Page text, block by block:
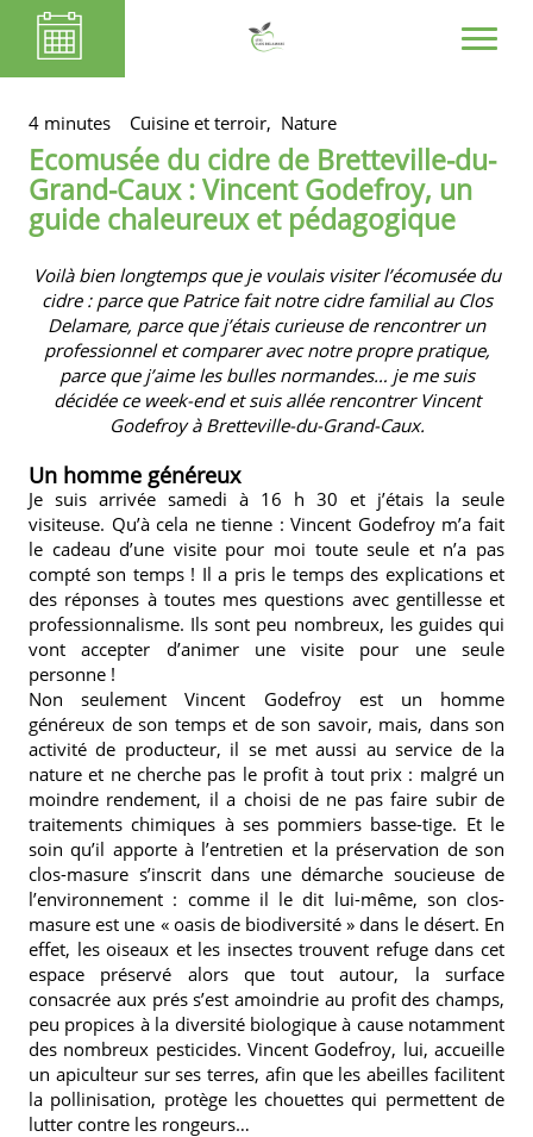
4 minutes Cuisine et terroir, Nature
Ecomusée du cidre de Bretteville-du-
Grand-Caux : Vincent Godefroy, un
guide chaleureux et pédagogique
Voilà bien longtemps que je voulais visiter l’écomusée du
cidre : parce que Patrice fait notre cidre familial au Clos
Delamare, parce que j’étais curieuse de rencontrer un
professionnel et comparer avec notre propre pratique,
parce que j’aime les bulles normandes… je me suis
décidée ce week-end et suis allée rencontrer Vincent
Godefroy à Bretteville-du-Grand-Caux.
Un homme généreux
Je suis arrivée samedi à 16 h 30 et j’étais la seule
visiteuse. Qu’à cela ne tienne : Vincent Godefroy m’a fait
le cadeau d’une visite pour moi toute seule et n’a pas
compté son temps ! Il a pris le temps des explications et
des réponses à toutes mes questions avec gentillesse et
professionnalisme. Ils sont peu nombreux, les guides qui
vont accepter d’animer une visite pour une seule
personne !
Non seulement Vincent Godefroy est un homme
généreux de son temps et de son savoir, mais, dans son
activité de producteur, il se met aussi au service de la
nature et ne cherche pas le profit à tout prix : malgré un
moindre rendement, il a choisi de ne pas faire subir de
traitements chimiques à ses pommiers basse-tige. Et le
soin qu’il apporte à l’entretien et la préservation de son
clos-masure s’inscrit dans une démarche soucieuse de
l’environnement : comme il le dit lui-même, son clos-
masure est une « oasis de biodiversité » dans le désert. En
effet, les oiseaux et les insectes trouvent refuge dans cet
espace préservé alors que tout autour, la surface
consacrée aux prés s’est amoindrie au profit des champs,
peu propices à la diversité biologique à cause notamment
des nombreux pesticides. Vincent Godefroy, lui, accueille
un apiculteur sur ses terres, afin que les abeilles facilitent
la pollinisation, protège les chouettes qui permettent de
lutter contre les rongeurs…